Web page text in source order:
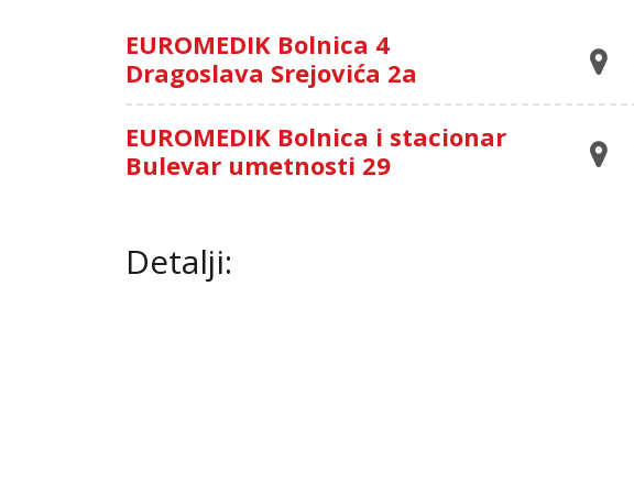
EUROMEDIK Bolnica 4
Dragoslava Srejovića 2a
EUROMEDIK Bolnica i stacionar
Bulevar umetnosti 29
Detalji: